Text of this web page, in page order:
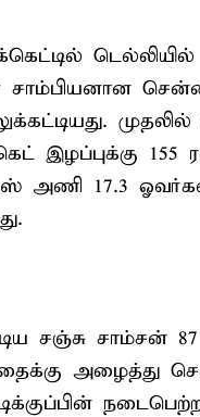
இழப்புக்கு 155
அணி 17.3
சஞ்சு சாம்சன்
அழைத்து
நடைபெற்ற